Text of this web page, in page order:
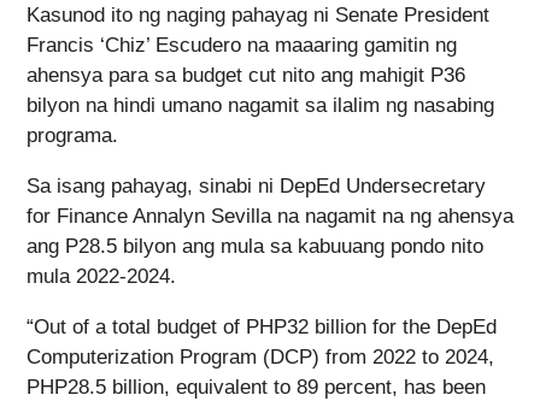
Kasunod ito ng naging pahayag ni Senate President
Francis ‘Chiz’ Escudero na maaaring gamitin ng
ahensya para sa budget cut nito ang mahigit P36
bilyon na hindi umano nagamit sa ilalim ng nasabing
programa.
Sa isang pahayag, sinabi ni DepEd Undersecretary
for Finance Annalyn Sevilla na nagamit na ng ahensya
ang P28.5 bilyon ang mula sa kabuuang pondo nito
mula 2022-2024.
“Out of a total budget of PHP32 billion for the DepEd
Computerization Program (DCP) from 2022 to 2024,
PHP28.5 billion, equivalent to 89 percent, has been